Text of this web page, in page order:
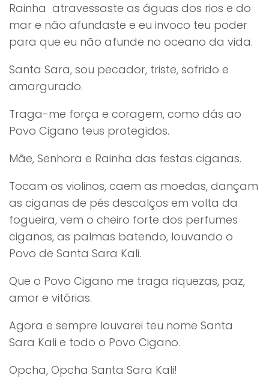
Rainha atravessaste as águas dos rios e do
mar e não afundaste e eu invoco teu poder
para que eu não afunde no oceano da vida.
Santa Sara, sou pecador, triste, sofrido e
amargurado.
Traga-me força e coragem, como dás ao
Povo Cigano teus protegidos.
Mãe, Senhora e Rainha das festas ciganas.
Tocam os violinos, caem as moedas, dançam
as ciganas de pés descalços em volta da
fogueira, vem o cheiro forte dos perfumes
ciganos, as palmas batendo, louvando o
Povo de Santa Sara Kali.
Que o Povo Cigano me traga riquezas, paz,
amor e vitórias.
Agora e sempre louvarei teu nome Santa
Sara Kali e todo o Povo Cigano.
Opcha, Opcha Santa Sara Kali!